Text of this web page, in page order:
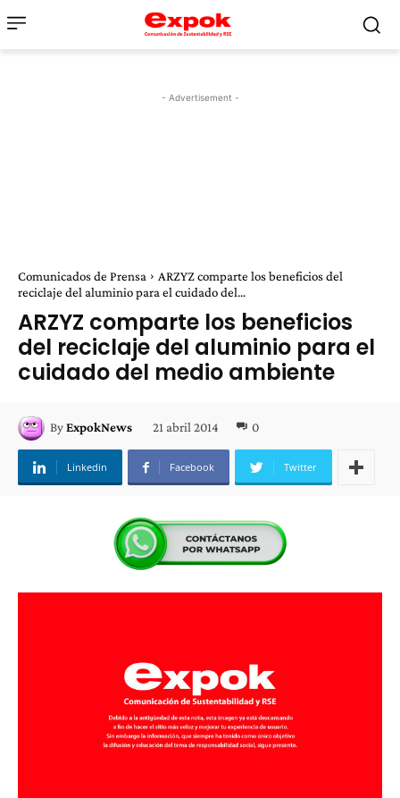
- Advertisement -
Comunicados de Prensa
ARZYZ comparte los beneficios del
reciclaje del aluminio para el cuidado del...
ARZYZ comparte los beneficios
del reciclaje del aluminio para el
cuidado del medio ambiente
ByExpokNews 21 abril 2014 0
Linkedin Facebook Twitter